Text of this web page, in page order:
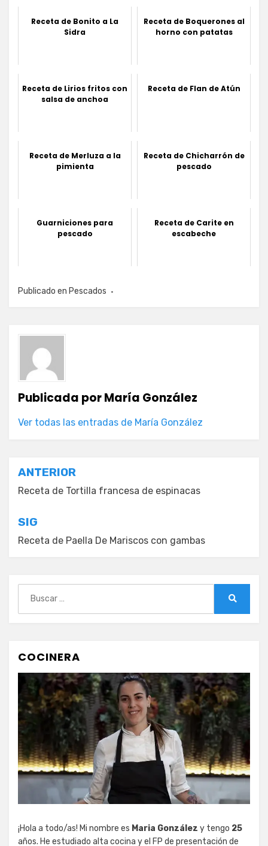
Receta de Bonito a La
Sidra
Receta de Boquerones al
horno con patatas
Receta de Lirios fritos con
salsa de anchoa
Receta de Flan de Atún
Receta de Merluza a la
pimienta
Receta de Chicharrón de
pescado
Guarniciones para
pescado
Receta de Carite en
escabeche
Publicado en Pescados
Publicada porMaría González
Ver todas las entradas de María González
Navegación
de
entradas
ANTERIOR
Receta de Tortilla francesa de espinacas
SIG
Receta de Paella De Mariscos con gambas
COCINERA
¡Hola a todo/as! Mi nombre es Maria González y tengo 25
años. He estudiado alta cocina y el FP de presentación de